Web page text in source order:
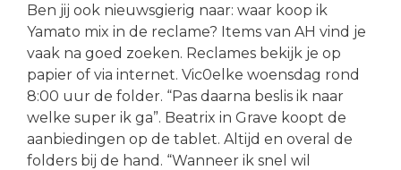
Ben jij ook nieuwsgierig naar: waar koop ik
Yamato mix in de reclame? Items van AH vind je
vaak na goed zoeken. Reclames bekijk je op
papier of via internet. Vic0elke woensdag rond
8:00 uur de folder. “Pas daarna beslis ik naar
welke super ik ga”. Beatrix in Grave koopt de
aanbiedingen op de tablet. Altijd en overal de
folders bij de hand. “Wanneer ik snel wil